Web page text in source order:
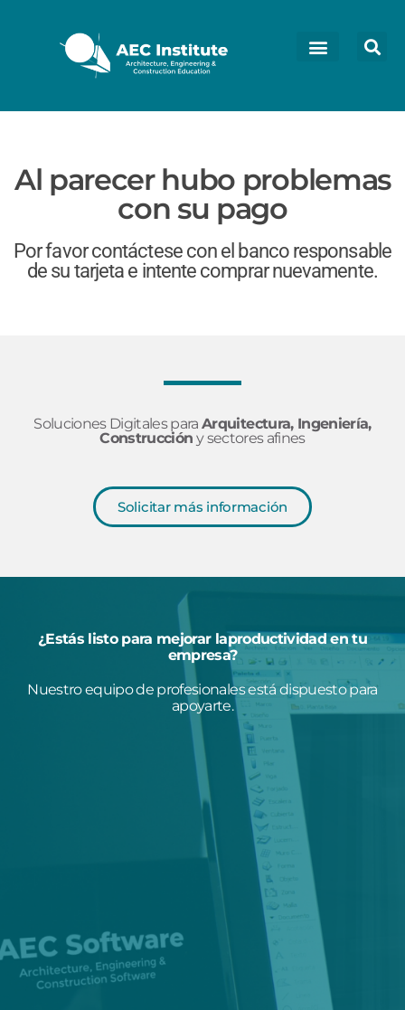
Al parecer hubo problemas
con su pago
Por favor contáctese con el banco responsable
de su tarjeta e intente comprar nuevamente.
Soluciones Digitales paraArquitectura, Ingeniería,
Construcción y sectores afines
Solicitar más información
¿Estás listo para mejorar laproductividad en tu
empresa?
Nuestro equipo de profesionales está dispuesto para
apoyarte.